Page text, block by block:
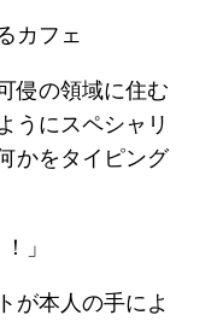
カフェ
侵の領域に住む
うにスペシャリ
かをタイピング
」
が本人の手によ